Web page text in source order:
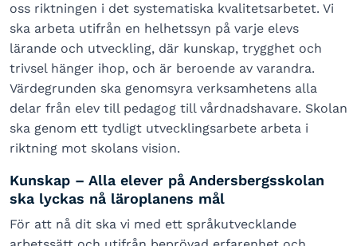
oss riktningen i det systematiska kvalitetsarbetet. Vi
ska arbeta utifrån en helhetssyn på varje elevs
lärande och utveckling, där kunskap, trygghet och
trivsel hänger ihop, och är beroende av varandra.
Värdegrunden ska genomsyra verksamhetens alla
delar från elev till pedagog till vårdnadshavare. Skolan
ska genom ett tydligt utvecklingsarbete arbeta i
riktning mot skolans vision.
Kunskap – Alla elever på Andersbergsskolan
ska lyckas nå läroplanens mål
För att nå dit ska vi med ett språkutvecklande